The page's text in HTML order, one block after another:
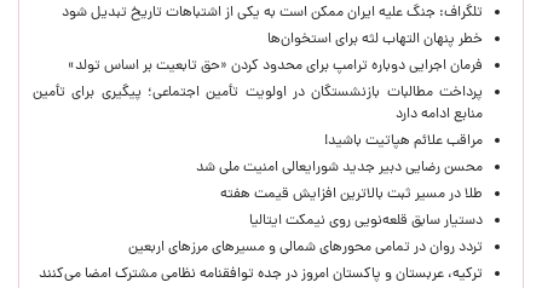
تلگراف: جنگ علیه ایران ممکن است به یکی از اشتباهات تاریخ تبدیل شود
خطر پنهان التهاب لثه برای استخوان‌ها
فرمان اجرایی دوباره ترامپ برای محدود کردن «حق تابعیت بر اساس تولد»
پرداخت مطالبات بازنشستگان در اولویت تأمین اجتماعی؛ پیگیری برای تأمین
منابع ادامه دارد
مراقب علائم هپاتیت باشید!
محسن رضایی دبیر جدید شورایعالی امنیت ملی شد
طلا در مسیر ثبت بالاترین افزایش قیمت هفته
دستیار سابق قلعه‌نویی روی نیمکت ایتالیا
تردد روان در تمامی محورهای شمالی و مسیرهای مرزهای اربعین
ترکیه، عربستان و پاکستان امروز در جده توافقنامه نظامی مشترک امضا می‌کنند